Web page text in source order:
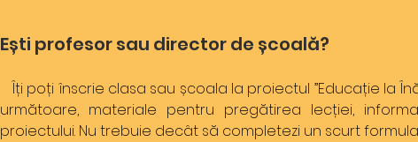
Ești profesor sau director de școală?
Îți poți înscrie clasa sau școala la proiectul ”Educație la
următoare, materiale pentru pregătirea lecției,
proiectului. Nu trebuie decât să completezi un scurt